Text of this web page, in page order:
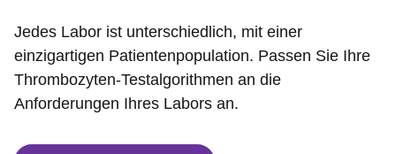
Jedes Labor ist unterschiedlich, mit einer
einzigartigen Patientenpopulation. Passen Sie Ihre
Thrombozyten-Testalgorithmen an die
Anforderungen Ihres Labors an.